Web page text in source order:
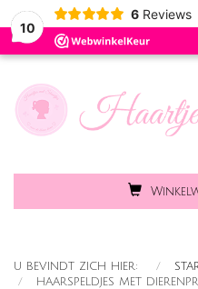
10
6 Reviews
U BEVINDT ZICH HIER:
HAARSPELDJES MET